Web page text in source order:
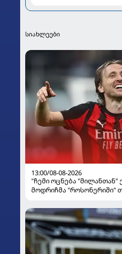
სიახლეები
13:00/08-08-2026
"ჩემი ოცნება "მილანთან"
მოდრიჩმა "როსონერიში"